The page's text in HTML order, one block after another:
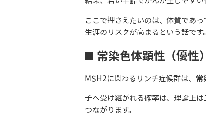
ここで押さえたいのは、体質であ
生涯のリスクが高まるという話です。
常染色体顕性（優性
MSH2に関わるリンチ症候群は、 常
子へ受け継がれる確率は、理論上
つながります。